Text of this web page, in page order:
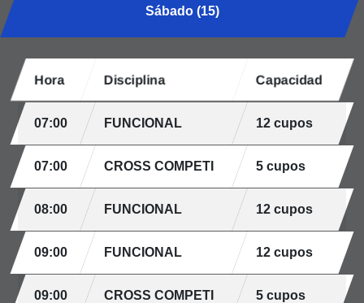
Sábado (15)
Hora Disciplina Capacidad
07:00 FUNCIONAL 12 cupos
07:00 CROSS COMPETI 5 cupos
08:00 FUNCIONAL 12 cupos
09:00 FUNCIONAL 12 cupos
09:00 CROSS COMPETI 5 cupos